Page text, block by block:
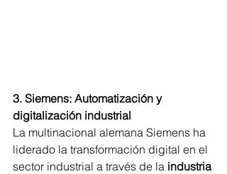
3. Siemens: Automatización y
digitalización industrial
La multinacional alemana Siemens ha
liderado la transformación digital en el
sector industrial a través de la industria